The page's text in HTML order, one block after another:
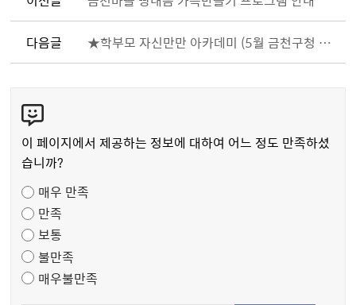
다음글 ★학부모 자신만만 아카데미 (5월 금천구청 대강당)
텐
츠
만
도
조
사
이 페이지에서 제공하는 정보에 대하여 어느 정도 만족하셨
습니까?
매우 만족
만족
보통
불만족
매우불만족